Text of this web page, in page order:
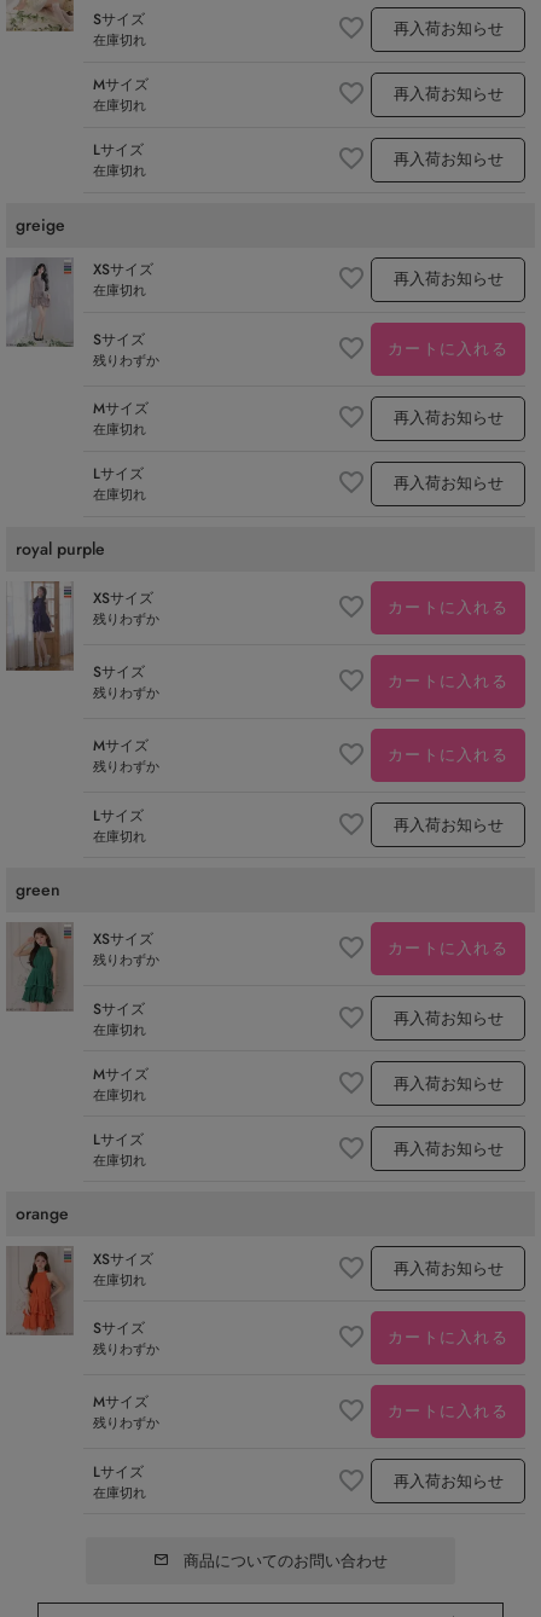
Sサイズ
在庫切れ 再入荷お知らせ
Mサイズ
在庫切れ 再入荷お知らせ
Lサイズ
在庫切れ 再入荷お知らせ
greige
XSサイズ
在庫切れ 再入荷お知らせ
Sサイズ
残りわずか カートに入れる
Mサイズ
在庫切れ 再入荷お知らせ
Lサイズ
在庫切れ 再入荷お知らせ
royal purple
XSサイズ
残りわずか カートに入れる
Sサイズ
残りわずか カートに入れる
Mサイズ
残りわずか カートに入れる
Lサイズ
在庫切れ 再入荷お知らせ
green
XSサイズ
残りわずか カートに入れる
Sサイズ
在庫切れ 再入荷お知らせ
Mサイズ
在庫切れ 再入荷お知らせ
Lサイズ
在庫切れ 再入荷お知らせ
orange
XSサイズ
在庫切れ 再入荷お知らせ
Sサイズ
残りわずか カートに入れる
Mサイズ
残りわずか カートに入れる
Lサイズ
在庫切れ 再入荷お知らせ
商品についてのお問い合わせ